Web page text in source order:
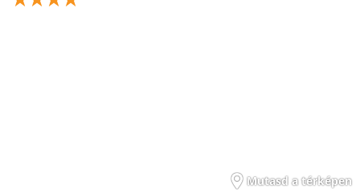
Mutasd a térképen